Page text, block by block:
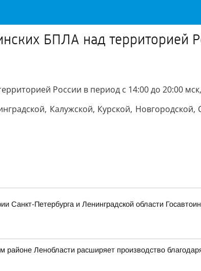
БПЛА над территорией
России в период с 14:00 до 20:00
Калужской, Курской,
Санкт-Петербурга и Ленинградской области
районе Ленобласти расширяет производство